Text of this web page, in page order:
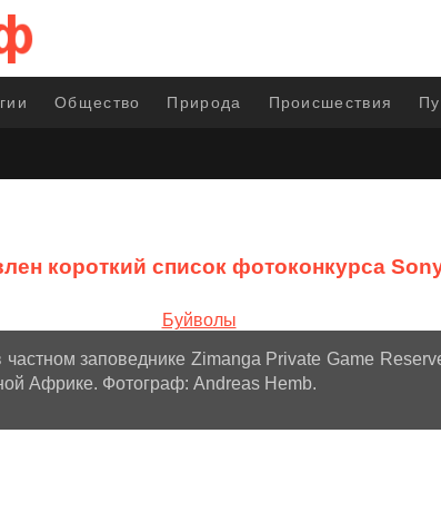
Общество Природа Происшествия
короткий список фотоконкурса
заповеднике Zimanga Private Game
Африке. Фотограф: Andreas Hemb.